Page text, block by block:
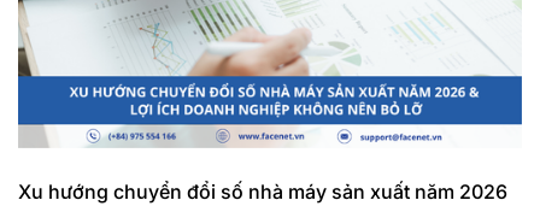
Xu hướng chuyển đổi số nhà máy sản xuất năm 2026